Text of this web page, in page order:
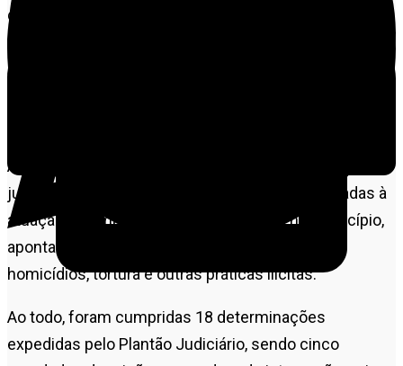
de Operações e Recursos Especiais (CORE) e da 31ª
Companhia Independente da Polícia Militar de Mato
Grosso, deflagrou na madrugada desta segunda-feira
A ação tem como objetivo o cumprimento de ordens
judiciais e o avanço das investigações relacionadas à
atuação de uma organização criminosa no município,
apontada como responsável por crimes como
homicídios, tortura e outras práticas ilícitas.
Ao todo, foram cumpridas 18 determinações
expedidas pelo Plantão Judiciário, sendo cinco